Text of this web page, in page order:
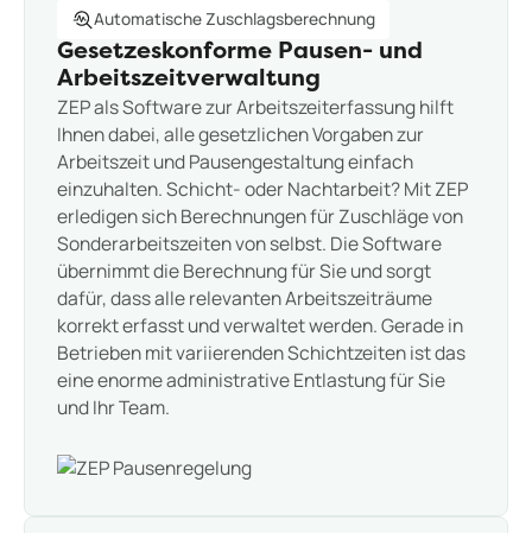
Automatische Zuschlagsberechnung
Gesetzeskonforme Pausen- und
Arbeitszeitverwaltung
ZEP als Software zur Arbeitszeiterfassung hilft
Ihnen dabei, alle gesetzlichen Vorgaben zur
Arbeitszeit und Pausengestaltung einfach
einzuhalten. Schicht- oder Nachtarbeit? Mit ZEP
erledigen sich Berechnungen für Zuschläge von
Sonderarbeitszeiten von selbst. Die Software
übernimmt die Berechnung für Sie und sorgt
dafür, dass alle relevanten Arbeitszeiträume
korrekt erfasst und verwaltet werden. Gerade in
Betrieben mit variierenden Schichtzeiten ist das
eine enorme administrative Entlastung für Sie
und Ihr Team.